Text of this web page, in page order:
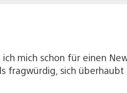
mich schon für einen
fragwürdig, sich